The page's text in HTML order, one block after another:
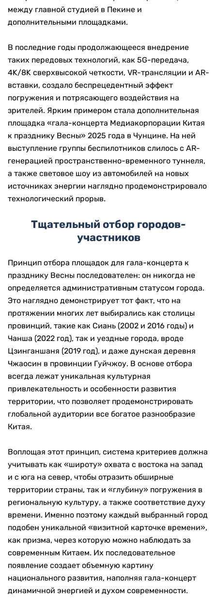
между главной студией в Пекине и
дополнительными площадками.
В последние годы продолжающееся внедрение
таких передовых технологий, как 5G-передача,
4K/8K сверхвысокой четкости, VR-трансляции и AR-
вставки, создало беспрецедентный эффект
погружения и потрясающего воздействия на
зрителей. Ярким примером стала дополнительная
площадка «гала-концерта Медиакорпорации Китая
к празднику Весны» 2025 года в Чунцине. На ней
выступление группы беспилотников слилось с AR-
генерацией пространственно-временного туннеля,
а также световое шоу из автомобилей на новых
источниках энергии наглядно продемонстрировало
технологический прорыв.
Тщательный отбор городов-
участников
Принцип отбора площадок для гала-концерта к
празднику Весны последователен: он никогда не
определяется административным статусом города.
Это наглядно демонстрирует тот факт, что на
протяжении многих лет выбирались как столицы
провинций, такие как Сиань (2002 и 2016 годы) и
Чанша (2022 год), так и уездные города, вроде
Цзинганшаня (2019 год), и даже дунская деревня
Чжаосин в провинции Гуйчжоу. В основе отбора
всегда лежат уникальная культурная
привлекательность и особенности развития
территории, что позволяет продемонстрировать
глобальной аудитории все богатое разнообразие
Китая.
Воплощая этот принцип, система критериев должна
учитывать как «широту» охвата с востока на запад
и с юга на север, чтобы отразить обширные
территории страны, так и «глубину» погружения в
региональную культуру, а также соответствие духу
времени. Именно поэтому каждый выбранный город
подобен уникальной «визитной карточке времени»,
как призма, через которую можно наблюдать за
современным Китаем. Их последовательное
появление создает объемную картину
национального развития, наполняя гала-концерт
динамичной энергией и духом современности.